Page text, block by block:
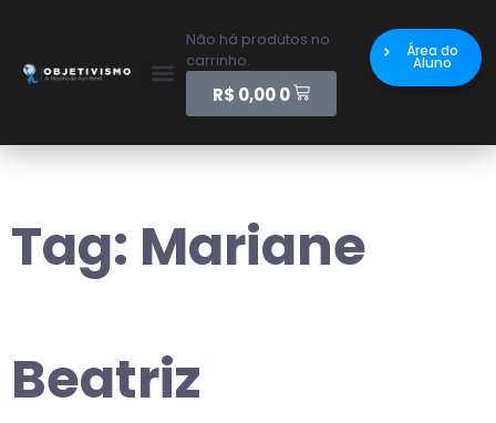
Não há produtos no
carrinho.
R$ 0,00 0
Área do
Aluno
Tag: Mariane
Beatriz